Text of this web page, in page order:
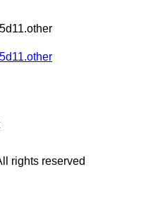
rights reserved